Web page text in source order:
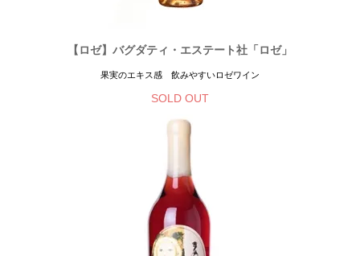
【ロゼ】バグダティ・エステート社「ロゼ」
果実のエキス感 飲みやすいロゼワイン
SOLD OUT